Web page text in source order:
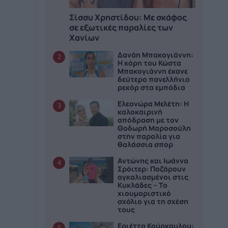
Σίσσυ Χρηστίδου: Με σκάφος
σε εξωτικές παραλίες των
Χανίων
2
Δανάη Μπακογιάννη:
Η κόρη του Κώστα
Μπακογιάννη έκανε
δεύτερο πανελλήνιο
ρεκόρ στα εμπόδια
3
Ελεονώρα Μελέτη: Η
καλοκαιρινή
απόδραση με τον
Θοδωρή Μαροσούλη
στην παραλία για
θαλάσσια σπορ
4
Αντώνης και Ιωάννα
Σρόιτερ: Ποζάρουν
αγκαλιασμένοι στις
Κυκλάδες – Το
χιουμοριστικό
σχόλιο για τη σχέση
τους
Εριέττα Κούρκουλου: